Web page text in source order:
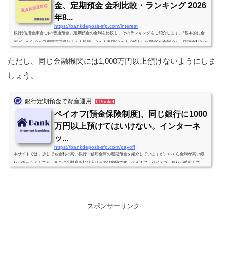
金、定期預金 金利比較・ランキング 2026
年8...
https://bankdeposit-sfp.com/interest
銀行(信用金庫含む)の普通預金、定期預金の金利を比較し、そのランキングをご紹介します。*基本的に全
国どこからでも口座開設可能なネット銀行、ネット支店(ネットで預入した場合)の金利です。店頭金利とは
預金、外貨預金などとセットで金利アップとなる定期預金は原則除きます。*利率は税引前の年利です。金
利率発表。SBJ銀行 新...
ただし、同じ金融機関には1,000万円以上預けないようにしま
しょう。
銀行定期預金で資産運用 1 Pocket
ペイオフ[預金保険制度]、同じ銀行に1000
万円以上預けてはいけない。インターネ
ッ...
https://bankdeposit-sfp.com/payoff
本サイトでは、少しでも金利の高い銀行・信用金庫の定期預金を紹介していますが、いくら金利が高い銀
行があったとしても、そこに全財産を預け入れるのは危険です。ペイオフ ペイオフ、銀行が破綻して
スポンサーリンク